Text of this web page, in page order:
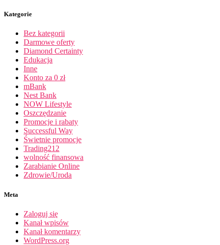
Kategorie
Bez kategorii
Darmowe oferty
Diamond Certainty
Edukacja
Inne
Konto za 0 zł
mBank
Nest Bank
NOW Lifestyle
Oszczędzanie
Promocje i rabaty
Successful Way
Świetnie promocje
Trading212
wolność finansowa
Zarabianie Online
Zdrowie/Uroda
Meta
Zaloguj się
Kanał wpisów
Kanał komentarzy
WordPress.org